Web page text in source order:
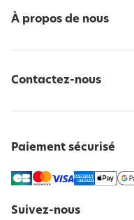
À propos de nous
Contactez-nous
Paiement sécurisé
Suivez-nous